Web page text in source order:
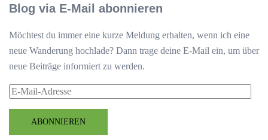
Blog via E-Mail abonnieren
Möchtest du immer eine kurze Meldung erhalten, wenn ich eine
neue Wanderung hochlade? Dann trage deine E-Mail ein, um über
neue Beiträge informiert zu werden.
E-
AdresseABONNIEREN